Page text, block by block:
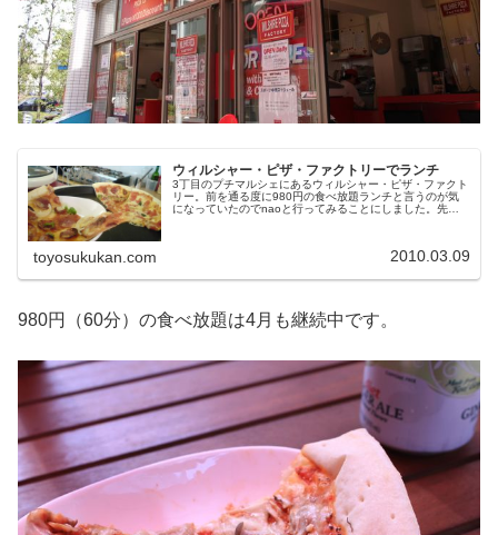
ウィルシャー・ピザ・ファクトリーでランチ
3丁目のプチマルシェにあるウィルシャー・ピザ・ファクト
リー。前を通る度に980円の食べ放題ランチと言うのが気
になっていたのでnaoと行ってみることにしました。先払
toyosukukan.com 2010.03.09
980円（60分）の食べ放題は4月も継続中です。